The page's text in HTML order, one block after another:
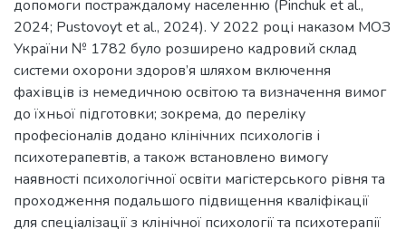
допомоги постраждалому населенню (Pinchuk et al.,
2024; Pustovoyt et al., 2024). У 2022 році наказом МОЗ
України № 1782 було розширено кадровий склад
системи охорони здоров’я шляхом включення
фахівців із немедичною освітою та визначення вимог
до їхньої підготовки; зокрема, до переліку
професіоналів додано клінічних психологів і
психотерапевтів, а також встановлено вимогу
наявності психологічної освіти магістерського рівня та
проходження подальшого підвищення кваліфікації
для спеціалізації з клінічної психології та психотерапії